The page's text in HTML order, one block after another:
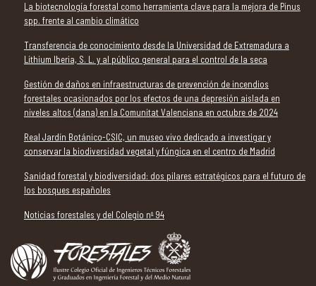
La biotecnología forestal como herramienta clave para la mejora de Pinus
spp. frente al cambio climático
Transferencia de conocimiento desde la Universidad de Extremadura a
Lithium Iberia, S. L. y al público general para el control de la seca
Gestión de daños en infraestructuras de prevención de incendios
forestales ocasionados por los efectos de una depresión aislada en
niveles altos (dana) en la Comunitat Valenciana en octubre de 2024
Real Jardín Botánico-CSIC, un museo vivo dedicado a investigar y
conservar la biodiversidad vegetal y fúngica en el centro de Madrid
Sanidad forestal y biodiversidad: dos pilares estratégicos para el futuro de
los bosques españoles
Noticias forestales y del Colegio nº 94